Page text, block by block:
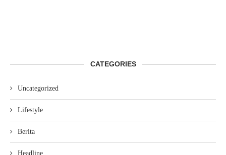
CATEGORIES
Uncategorized
Lifestyle
Berita
Headline